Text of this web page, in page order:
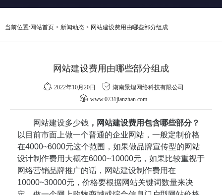
关于我们
当前位置:网站首页 > 新闻动态 > 网站建设费用由哪些部分组成
网站建设费用由哪些部分组成
2022年10月20日
湖南景煌网络科技有限公司
www.0731jianzhan.com
网站建设多少钱 ，网站建设费用包含哪些部分？
以目前市面上做一个普通的企业网站，一般定制价格
在4000~6000元这个范围，如果做品牌宣传型的网站
设计制作费用大概在6000~10000元，如果比较重视于
网络营销品牌推广的话，网站建设制作费用在
10000~30000元，价格要根据网站关键词数量来决